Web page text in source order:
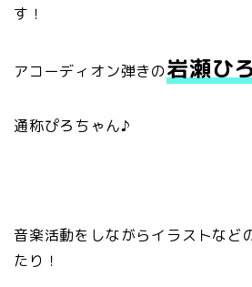
す！
アコーディオン弾きの岩瀬ひ
通称ぴろちゃん♪
音楽活動をしながらイラストなど
たり！